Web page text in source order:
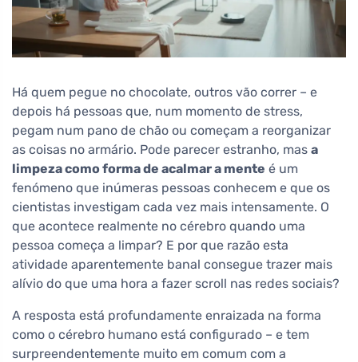
Há quem pegue no chocolate, outros vão correr – e
depois há pessoas que, num momento de stress,
pegam num pano de chão ou começam a reorganizar
as coisas no armário. Pode parecer estranho, mas a
limpeza como forma de acalmar a mente é um
fenómeno que inúmeras pessoas conhecem e que os
cientistas investigam cada vez mais intensamente. O
que acontece realmente no cérebro quando uma
pessoa começa a limpar? E por que razão esta
atividade aparentemente banal consegue trazer mais
alívio do que uma hora a fazer scroll nas redes sociais?
A resposta está profundamente enraizada na forma
como o cérebro humano está configurado – e tem
surpreendentemente muito em comum com a